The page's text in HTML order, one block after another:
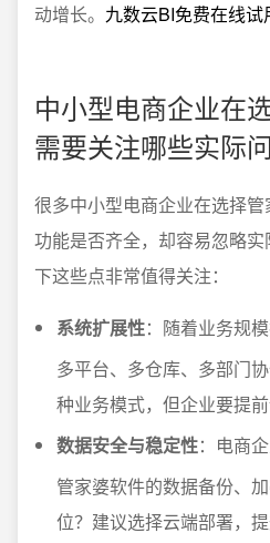
动增长。 九数云BI免费在线试
中小型电商企业在
需要关注哪些实际问
很多中小型电商企业在选择
功能是否齐全，却容易忽略
下这些点非常值得关注：
系统扩展性：随着业务规
多平台、多仓库、多部门
种业务模式，但企业要提前
数据安全与稳定性：电商
管家婆软件的数据备份、
位？建议选择云端部署，